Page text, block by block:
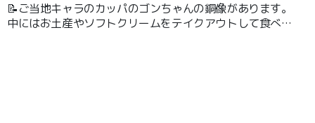
📝ご当地キャラのカッパのゴンちゃんの銅像があります。
中にはお土産やソフトクリームをテイクアウトして食べれ